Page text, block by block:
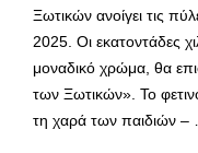
Ξωτικών ανοίγει τις
2025. Οι εκατοντάδες
μοναδικό χρώμα, θα
των Ξωτικών». Το
τη χαρά των παιδιών –